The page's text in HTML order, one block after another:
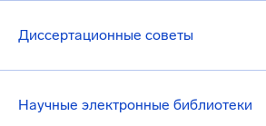
Диссертационные советы
Научные электронные библиотеки